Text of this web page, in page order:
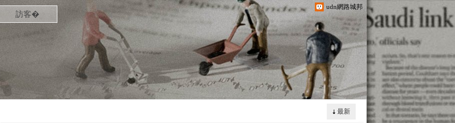
udn網路城邦
訪客�
最新